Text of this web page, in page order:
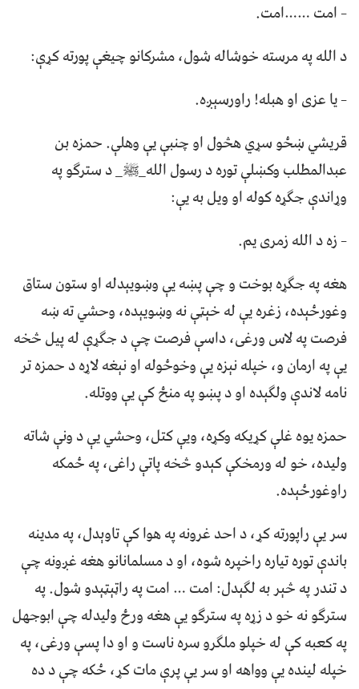
– امت ……امت.
د الله په مرسته خوشاله شول، مشرکانو چيغې پورته کړې:
– يا عزی او هبله! راورسېږه.
قريشي ښځو سړي هڅول او چنبې يې وهلې. حمزه بن
عبدالمطلب وکښلې توره د رسول الله_ﷺ_ د سترګو په
وړاندې جګړه کوله او ويل به يې:
– زه د الله زمری يم.
هغه په جګړه بوخت و چې پښه يې وښويېدله او ستون ستاق
وغورځېده، زغره يې له خېټې نه وښويېده، وحشي ته ښه
فرصت په لاس ورغی، داسې فرصت چې د جګړې له پيل څخه
يې په ارمان و، خپله نېزه يې وخوځوله او نېغه لاړه د حمزه تر
نامه لاندې ولګېده او د پښو په منځ کې يې ووتله.
حمزه يوه غلې کړيکه وکړه، ويې کتل، وحشي يې د ونې شاته
وليده، خو له ورمخکې کېدو څخه پاتې راغی، په ځمکه
راوغورځېده.
سر يې راپورته کړ، د احد غرونه په هوا کې تاوېدل، په مدينه
باندې توره تياره راخپره شوه، او د مسلمانانو هغه غږونه چې
د تندر په څېر به لګېدل: امت … امت په راټېټېدو شول. په
سترګو نه خو د زړه په سترګو يې هغه ورځ وليدله چې ابوجهل
په کعبه کې له خپلو ملګرو سره ناست و او دا پسې ورغی، په
خپله لينده يې وواهه او سر يې پرې مات کړ، ځکه چې د ده